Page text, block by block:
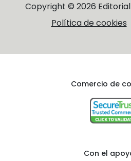
Copyright © 2026 Editorial
Política de cookies
Comercio de
Con el